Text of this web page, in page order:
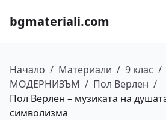
bgmateriali.com
Начало / Материали / 9 клас /
МОДЕРНИЗЪМ / Пол Верлен /
Пол Верлен – музиката на
символизма